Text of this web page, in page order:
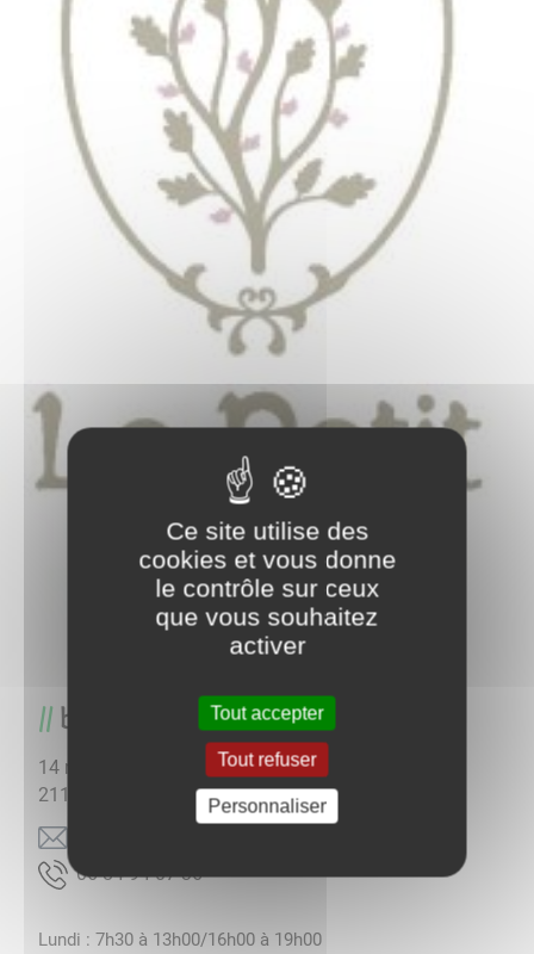
boulangerie "le petit Chêne"
14 rue Charles Paquelin
21190
Chassagne-Montrachet
63 70 49 48 60
Lundi : 7h30 à 13h00/16h00 à 19h00
Ce site utilise des
cookies et vous donne
le contrôle sur ceux
que vous souhaitez
activer
Tout accepter
Tout refuser
Personnaliser